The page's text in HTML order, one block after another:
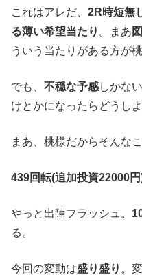
これはアレだ、 2R時短無
る薄い希望当たり 。まあ
ういう当たりがある方が
でも、 不穏な予感しかな
けとかになったらどうし
まあ、桃様だからそんな
439回転(追加投資22000
やっと出陣フラッシュ。
る。
今回の変動は盛り盛り 。